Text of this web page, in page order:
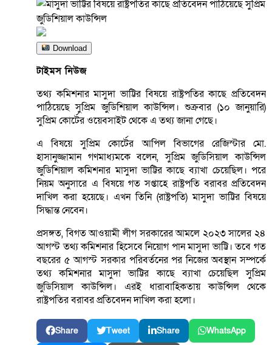
Download
টাইমস নিউজ
তথ্য কমিশনার মাসুদা ভাট্টির বিষয়ে রাষ্ট্রপতির কাছে প্রতিবেদন
পাঠিয়েছে সুপ্রিম জুডিশিয়াল কাউন্সিল। শুক্রবার (১০ জানুয়ারি)
সুপ্রিম কোর্টের ওয়েবসাইট থেকে এ তথ্য জানা গেছে।
এ বিষয়ে সুপ্রিম কোর্টের আপিল বিভাগের রেজিস্টার মো.
হাসানুজ্জামান গণমাধ্যমকে বলেন, সুপ্রিম জুডিসিয়াল কাউন্সিল
জুডিশিয়াল কমিশনার মাসুদা ভাট্টির কাছে ব্যাখা চেয়েছিল। পরে
নিয়ম অনুসারে এ বিষয়ে গত সপ্তাহে রাষ্ট্রপতি বরাবর প্রতিবেদন
দাখিল করা হয়েছে। এখন তিনি (রাষ্ট্রপতি) মাসুদা ভাট্টির বিষয়ে
সিদ্ধান্ত নেবেন।
প্রসঙ্গত, বিগত আওয়ামী লীগ সরকারের আমলে ২০২৩ সালের ২৪
আগস্ট তথ্য কমিশনার হিসেবে নিয়োগ পান মাসুদা ভাট্টি। তবে গত
বছরের ৫ আগস্ট সরকার পরিবর্তনের পর নিজের অবস্থান সম্পর্কে
তথ্য কমিশনার মাসুদা ভাট্টির কাছে ব্যাখা চেয়েছিল সুপ্রিম
জুডিসিয়াল কাউন্সিল। এরই ধারাবাহিকতায় কাউন্সিল থেকে
রাষ্ট্রপতির বরাবর প্রতিবেদন দাখিল করা হলো।
Share Tweet Share WhatsApp